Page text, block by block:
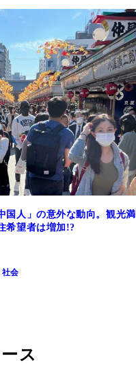
国人」の意外な動向。観光満
希望者は増加!?
社会
ス